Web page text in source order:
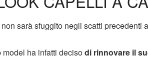
sarà sfuggito negli scatti precedenti
model ha infatti decisodi rinnovare il